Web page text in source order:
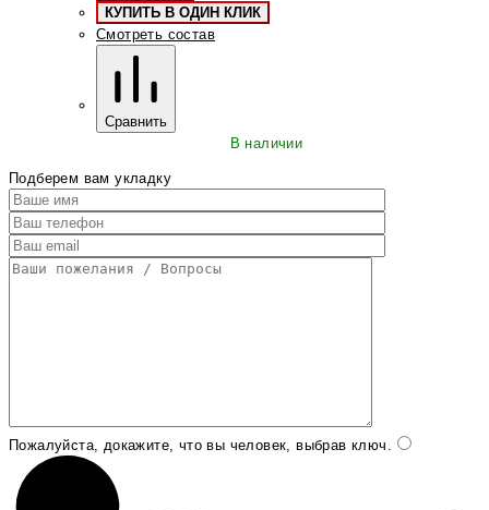
КУПИТЬ В ОДИН КЛИК
Смотреть состав
Сравнить
В наличии
Подберем вам укладку
Пожалуйста, докажите, что вы человек, выбрав ключ .